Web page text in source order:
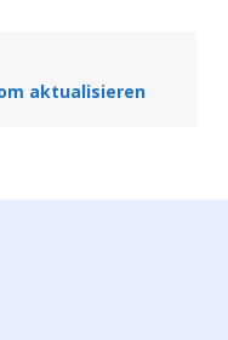
aktualisieren